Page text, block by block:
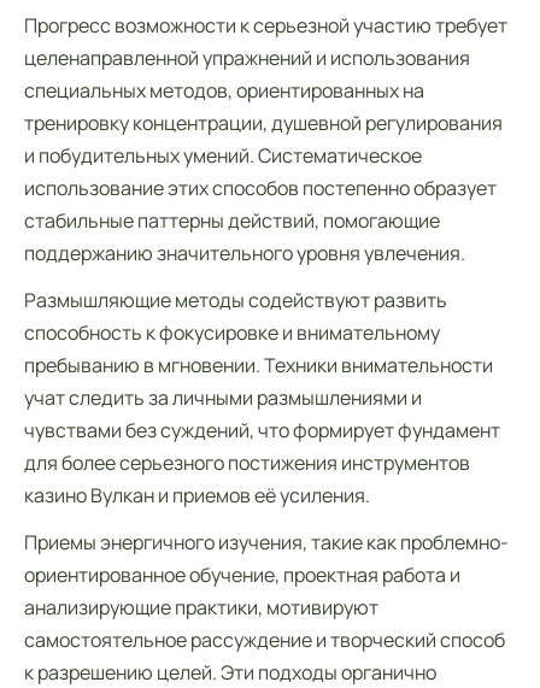
Прогресс возможности к серьезной участию требует
целенаправленной упражнений и использования
специальных методов, ориентированных на
тренировку концентрации, душевной регулирования
и побудительных умений. Систематическое
использование этих способов постепенно образует
стабильные паттерны действий, помогающие
поддержанию значительного уровня увлечения.
Размышляющие методы содействуют развить
способность к фокусировке и внимательному
пребыванию в мгновении. Техники внимательности
учат следить за личными размышлениями и
чувствами без суждений, что формирует фундамент
для более серьезного постижения инструментов
казино Вулкан и приемов её усиления.
Приемы энергичного изучения, такие как проблемно-
ориентированное обучение, проектная работа и
анализирующие практики, мотивируют
самостоятельное рассуждение и творческий способ
к разрешению целей. Эти подходы органично